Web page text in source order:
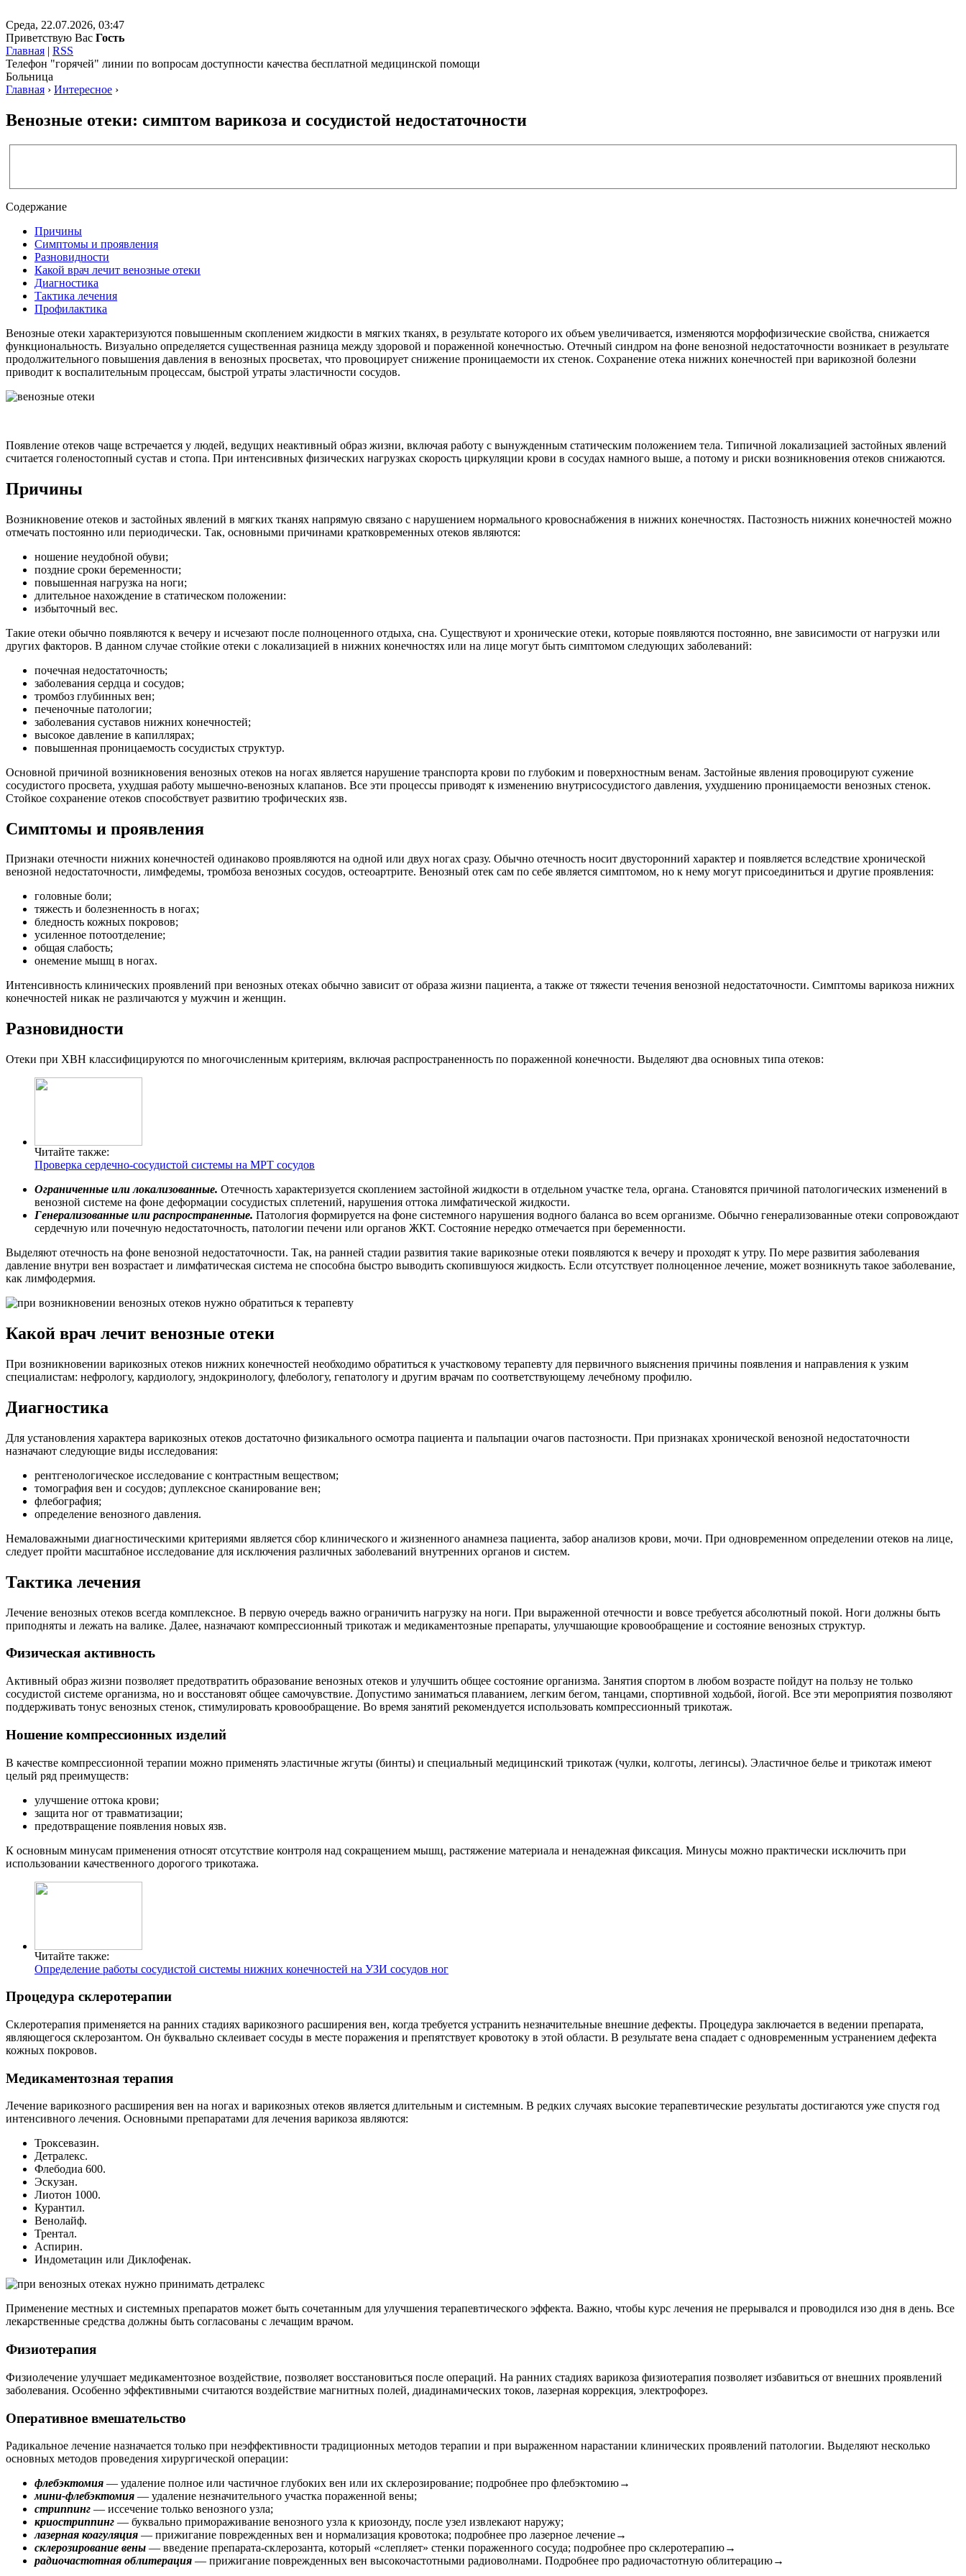
Среда, 22.07.2026, 03:47
Приветствую Вас Гость
Главная | RSS
Телефон "горячей" линии по вопросам доступности качества бесплатной медицинской помощи
Больница
Главная › Интересное ›
Венозные отеки: симптом варикоза и сосудистой недостаточности
Содержание
Причины
Симптомы и проявления
Разновидности
Какой врач лечит венозные отеки
Диагностика
Тактика лечения
Профилактика
Венозные отеки характеризуются повышенным скоплением жидкости в мягких тканях, в результате которого их объем увеличивается, изменяются морфофизические свойства, снижается
функциональность. Визуально определяется существенная разница между здоровой и пораженной конечностью. Отечный синдром на фоне венозной недостаточности возникает в результате
продолжительного повышения давления в венозных просветах, что провоцирует снижение проницаемости их стенок. Сохранение отека нижних конечностей при варикозной болезни
приводит к воспалительным процессам, быстрой утраты эластичности сосудов.
Появление отеков чаще встречается у людей, ведущих неактивный образ жизни, включая работу с вынужденным статическим положением тела. Типичной локализацией застойных явлений
считается голеностопный сустав и стопа. При интенсивных физических нагрузках скорость циркуляции крови в сосудах намного выше, а потому и риски возникновения отеков снижаются.
Причины
Возникновение отеков и застойных явлений в мягких тканях напрямую связано с нарушением нормального кровоснабжения в нижних конечностях. Пастозность нижних конечностей можно
отмечать постоянно или периодически. Так, основными причинами кратковременных отеков являются:
ношение неудобной обуви;
поздние сроки беременности;
повышенная нагрузка на ноги;
длительное нахождение в статическом положении:
избыточный вес.
Такие отеки обычно появляются к вечеру и исчезают после полноценного отдыха, сна. Существуют и хронические отеки, которые появляются постоянно, вне зависимости от нагрузки или
других факторов. В данном случае стойкие отеки с локализацией в нижних конечностях или на лице могут быть симптомом следующих заболеваний:
почечная недостаточность;
заболевания сердца и сосудов;
тромбоз глубинных вен;
печеночные патологии;
заболевания суставов нижних конечностей;
высокое давление в капиллярах;
повышенная проницаемость сосудистых структур.
Основной причиной возникновения венозных отеков на ногах является нарушение транспорта крови по глубоким и поверхностным венам. Застойные явления провоцируют сужение
сосудистого просвета, ухудшая работу мышечно-венозных клапанов. Все эти процессы приводят к изменению внутрисосудистого давления, ухудшению проницаемости венозных стенок.
Стойкое сохранение отеков способствует развитию трофических язв.
Симптомы и проявления
Признаки отечности нижних конечностей одинаково проявляются на одной или двух ногах сразу. Обычно отечность носит двусторонний характер и появляется вследствие хронической
венозной недостаточности, лимфедемы, тромбоза венозных сосудов, остеоартрите. Венозный отек сам по себе является симптомом, но к нему могут присоединиться и другие проявления:
головные боли;
тяжесть и болезненность в ногах;
бледность кожных покровов;
усиленное потоотделение;
общая слабость;
онемение мышц в ногах.
Интенсивность клинических проявлений при венозных отеках обычно зависит от образа жизни пациента, а также от тяжести течения венозной недостаточности. Симптомы варикоза нижних
конечностей никак не различаются у мужчин и женщин.
Разновидности
Отеки при ХВН классифицируются по многочисленным критериям, включая распространенность по пораженной конечности. Выделяют два основных типа отеков:
Читайте также:
Проверка сердечно-сосудистой системы на МРТ сосудов
Ограниченные или локализованные. Отечность характеризуется скоплением застойной жидкости в отдельном участке тела, органа. Становятся причиной патологических изменений в
венозной системе на фоне деформации сосудистых сплетений, нарушения оттока лимфатической жидкости.
Генерализованные или распространенные. Патология формируется на фоне системного нарушения водного баланса во всем организме. Обычно генерализованные отеки сопровождают
сердечную или почечную недостаточность, патологии печени или органов ЖКТ. Состояние нередко отмечается при беременности.
Выделяют отечность на фоне венозной недостаточности. Так, на ранней стадии развития такие варикозные отеки появляются к вечеру и проходят к утру. По мере развития заболевания
давление внутри вен возрастает и лимфатическая система не способна быстро выводить скопившуюся жидкость. Если отсутствует полноценное лечение, может возникнуть такое заболевание,
как лимфодермия.
Какой врач лечит венозные отеки
При возникновении варикозных отеков нижних конечностей необходимо обратиться к участковому терапевту для первичного выяснения причины появления и направления к узким
специалистам: нефрологу, кардиологу, эндокринологу, флебологу, гепатологу и другим врачам по соответствующему лечебному профилю.
Диагностика
Для установления характера варикозных отеков достаточно физикального осмотра пациента и пальпации очагов пастозности. При признаках хронической венозной недостаточности
назначают следующие виды исследования:
рентгенологическое исследование с контрастным веществом;
томография вен и сосудов; дуплексное сканирование вен;
флебография;
определение венозного давления.
Немаловажными диагностическими критериями является сбор клинического и жизненного анамнеза пациента, забор анализов крови, мочи. При одновременном определении отеков на лице,
следует пройти масштабное исследование для исключения различных заболеваний внутренних органов и систем.
Тактика лечения
Лечение венозных отеков всегда комплексное. В первую очередь важно ограничить нагрузку на ноги. При выраженной отечности и вовсе требуется абсолютный покой. Ноги должны быть
приподняты и лежать на валике. Далее, назначают компрессионный трикотаж и медикаментозные препараты, улучшающие кровообращение и состояние венозных структур.
Физическая активность
Активный образ жизни позволяет предотвратить образование венозных отеков и улучшить общее состояние организма. Занятия спортом в любом возрасте пойдут на пользу не только
сосудистой системе организма, но и восстановят общее самочувствие. Допустимо заниматься плаванием, легким бегом, танцами, спортивной ходьбой, йогой. Все эти мероприятия позволяют
поддерживать тонус венозных стенок, стимулировать кровообращение. Во время занятий рекомендуется использовать компрессионный трикотаж.
Ношение компрессионных изделий
В качестве компрессионной терапии можно применять эластичные жгуты (бинты) и специальный медицинский трикотаж (чулки, колготы, легинсы). Эластичное белье и трикотаж имеют
целый ряд преимуществ:
улучшение оттока крови;
защита ног от травматизации;
предотвращение появления новых язв.
К основным минусам применения относят отсутствие контроля над сокращением мышц, растяжение материала и ненадежная фиксация. Минусы можно практически исключить при
использовании качественного дорогого трикотажа.
Читайте также:
Определение работы сосудистой системы нижних конечностей на УЗИ сосудов ног
Процедура склеротерапии
Склеротерапия применяется на ранних стадиях варикозного расширения вен, когда требуется устранить незначительные внешние дефекты. Процедура заключается в ведении препарата,
являющегося склерозантом. Он буквально склеивает сосуды в месте поражения и препятствует кровотоку в этой области. В результате вена спадает с одновременным устранением дефекта
кожных покровов.
Медикаментозная терапия
Лечение варикозного расширения вен на ногах и варикозных отеков является длительным и системным. В редких случаях высокие терапевтические результаты достигаются уже спустя год
интенсивного лечения. Основными препаратами для лечения варикоза являются:
Троксевазин.
Детралекс.
Флебодиа 600.
Эскузан.
Лиотон 1000.
Курантил.
Венолайф.
Трентал.
Аспирин.
Индометацин или Диклофенак.
Применение местных и системных препаратов может быть сочетанным для улучшения терапевтического эффекта. Важно, чтобы курс лечения не прерывался и проводился изо дня в день. Все
лекарственные средства должны быть согласованы с лечащим врачом.
Физиотерапия
Физиолечение улучшает медикаментозное воздействие, позволяет восстановиться после операций. На ранних стадиях варикоза физиотерапия позволяет избавиться от внешних проявлений
заболевания. Особенно эффективными считаются воздействие магнитных полей, диадинамических токов, лазерная коррекция, электрофорез.
Оперативное вмешательство
Радикальное лечение назначается только при неэффективности традиционных методов терапии и при выраженном нарастании клинических проявлений патологии. Выделяют несколько
основных методов проведения хирургической операции:
флебэктомия — удаление полное или частичное глубоких вен или их склерозирование; подробнее про флебэктомию→
мини-флебэктомия — удаление незначительного участка пораженной вены;
стриппинг — иссечение только венозного узла;
криостриппинг — буквально примораживание венозного узла к криозонду, после узел извлекают наружу;
лазерная коагуляция — прижигание поврежденных вен и нормализация кровотока; подробнее про лазерное лечение→
склерозирование вены — введение препарата-склерозанта, который «слепляет» стенки пораженного сосуда; подробнее про склеротерапию→
радиочастотная облитерация — прижигание поврежденных вен высокочастотными радиоволнами. Подробнее про радиочастотную облитерацию→